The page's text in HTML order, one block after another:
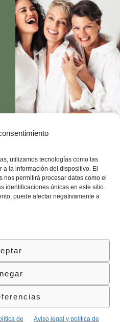
utilizamos tecnologías como las
la información del dispositivo. El
permitirá procesar datos como el
identificaciones únicas en este sitio.
puede afectar negativamente a
de Aviso legal y política de
Política
de
Política
Calidad
(+34)
935
Todos los derechos